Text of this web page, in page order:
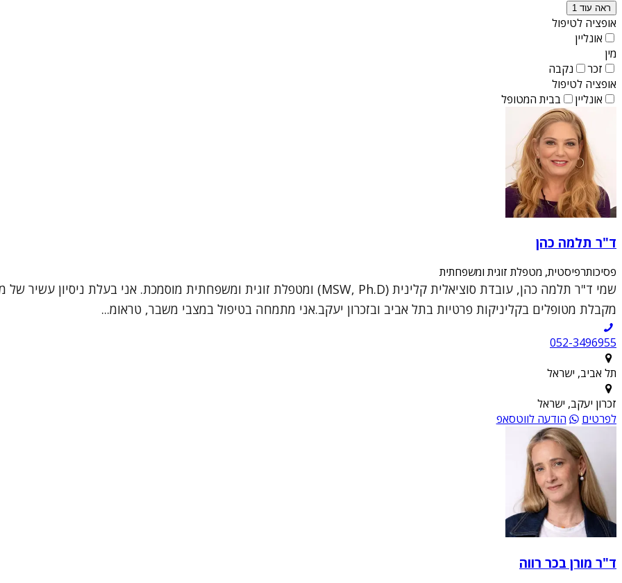
ראה עוד 1
אופציה לטיפול
אונליין
מין
זכר
נקבה
אופציה לטיפול
אונליין
בבית המטופל
ד"ר תלמה כהן
פסיכותרפיסטית, מטפלת זוגית ומשפחתית
מקבלת מטופלים בקליניקות פרטיות בתל אביב ובזכרון יעקב.אני מתמחה בטיפול במצבי משבר, טראומ...
052-3496955
תל אביב, ישראל
זכרון יעקב, ישראל
לפרטים
הודעה לווטסאפ
ד"ר מורן בכר רווה